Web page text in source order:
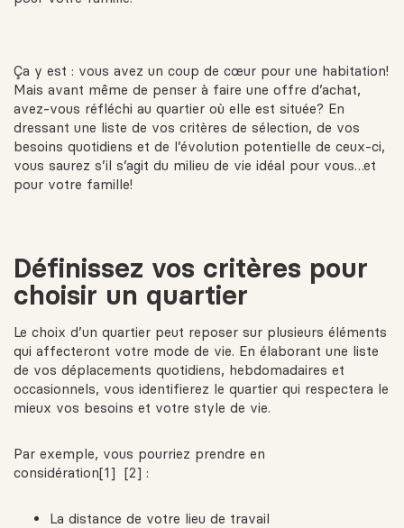
Ça y est : vous avez un coup de cœur pour une habitation!
Mais avant même de penser à faire une offre d’achat,
avez-vous réfléchi au quartier où elle est située? En
dressant une liste de vos critères de sélection, de vos
besoins quotidiens et de l’évolution potentielle de ceux-ci,
vous saurez s’il s’agit du milieu de vie idéal pour vous…et
pour votre famille!
Définissez vos critères pour
choisir un quartier
Le choix d’un quartier peut reposer sur plusieurs éléments
qui affecteront votre mode de vie. En élaborant une liste
de vos déplacements quotidiens, hebdomadaires et
occasionnels, vous identifierez le quartier qui respectera le
mieux vos besoins et votre style de vie.
Par exemple, vous pourriez prendre en
considération[1] [2] :
La distance de votre lieu de travail